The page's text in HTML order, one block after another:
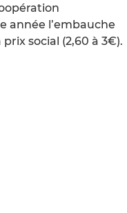
année l’embauche
social (2,60 à 3€).